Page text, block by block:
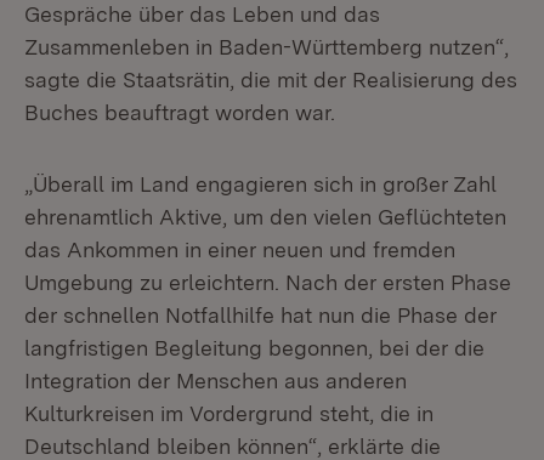
Gespräche über das Leben und das
Zusammenleben in Baden-Württemberg nutzen“,
sagte die Staatsrätin, die mit der Realisierung des
Buches beauftragt worden war.
„Überall im Land engagieren sich in großer Zahl
ehrenamtlich Aktive, um den vielen Geflüchteten
das Ankommen in einer neuen und fremden
Umgebung zu erleichtern. Nach der ersten Phase
der schnellen Notfallhilfe hat nun die Phase der
langfristigen Begleitung begonnen, bei der die
Integration der Menschen aus anderen
Kulturkreisen im Vordergrund steht, die in
Deutschland bleiben können“, erklärte die